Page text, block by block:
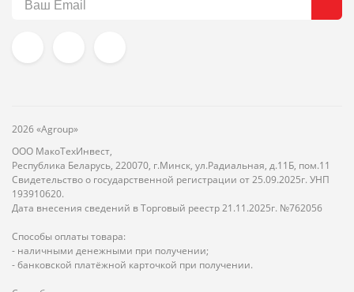
2026 «Agroup»
ООО МакоТехИнвест,
Республика Беларусь, 220070, г.Минск, ул.Радиальная, д.11Б, пом.11
Свидетельство о государственной регистрации от 25.09.2025г. УНП
193910620.
Дата внесения сведений в Торговый реестр 21.11.2025г. №762056
Способы оплаты товара:
- наличными денежными при получении;
- банковской платёжной карточкой при получении.